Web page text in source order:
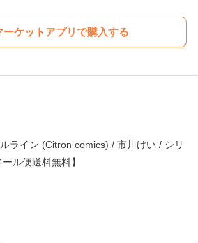
ーケットアプリで購入する
ライン (Citron comics) / 市川けい / シリ
ル便送料無料】